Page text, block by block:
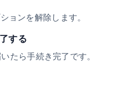
ョンを解除します。
する
たら手続き完了です。